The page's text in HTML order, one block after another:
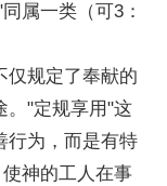
属一类（可3：
规定了奉献的
。"定规享用"这
行为，而是有特
神的工人在事